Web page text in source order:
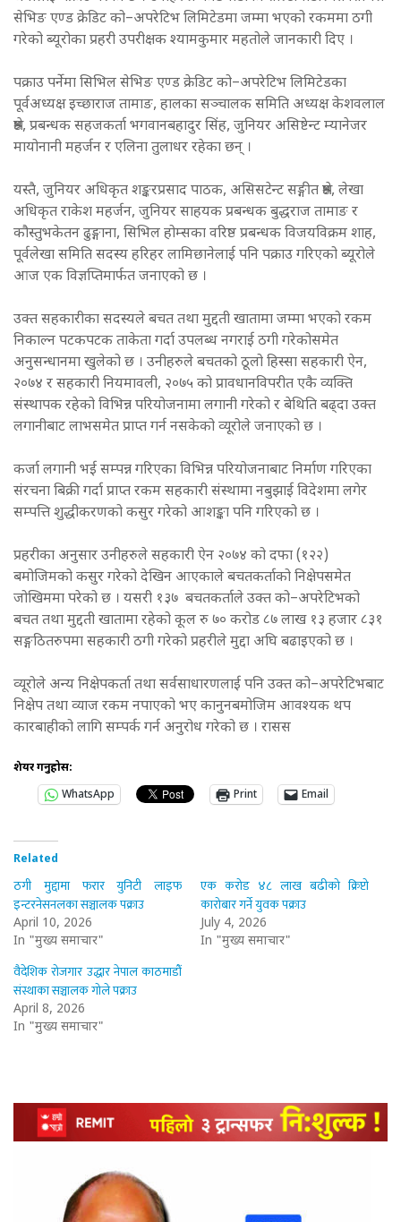
सेभिङ एण्ड क्रेडिट को–अपरेटिभ लिमिटेडमा जम्मा भएको रकममा ठगी
गरेको ब्यूरोका प्रहरी उपरीक्षक श्यामकुमार महतोले जानकारी दिए ।
पक्राउ पर्नेमा सिभिल सेभिङ एण्ड क्रेडिट को–अपरेटिभ लिमिटेडका
पूर्वअध्यक्ष इच्छाराज तामाङ, हालका सञ्चालक समिति अध्यक्ष केशवलाल
श्रेष्ठ, प्रबन्धक सहजकर्ता भगवानबहादुर सिंह, जुनियर असिष्टेन्ट म्यानेजर
मायोनानी महर्जन र एलिना तुलाधर रहेका छन् ।
यस्तै, जुनियर अधिकृत शङ्करप्रसाद पाठक, असिसटेन्ट सङ्गीत श्रेष्ठ, लेखा
अधिकृत राकेश महर्जन, जुनियर साहयक प्रबन्धक बुद्धराज तामाङ र
कौस्तुभकेतन ढुङ्गाना, सिभिल होम्सका वरिष्ठ प्रबन्धक विजयविक्रम शाह,
पूर्वलेखा समिति सदस्य हरिहर लामिछानेलाई पनि पक्राउ गरिएको ब्यूरोले
आज एक विज्ञप्तिमार्फत जनाएको छ ।
उक्त सहकारीका सदस्यले बचत तथा मुद्दती खातामा जम्मा भएको रकम
निकाल्न पटकपटक ताकेता गर्दा उपलब्ध नगराई ठगी गरेकोसमेत
अनुसन्धानमा खुलेको छ । उनीहरुले बचतको ठूलो हिस्सा सहकारी ऐन,
२०७४ र सहकारी नियमावली, २०७५ को प्रावधानविपरीत एकै व्यक्ति
संस्थापक रहेको विभिन्न परियोजनामा लगानी गरेको र बेथिति बढ्दा उक्त
लगानीबाट लाभसमेत प्राप्त गर्न नसकेको व्यूरोले जनाएको छ ।
कर्जा लगानी भई सम्पन्न गरिएका विभिन्न परियोजनाबाट निर्माण गरिएका
संरचना बिक्री गर्दा प्राप्त रकम सहकारी संस्थामा नबुझाई विदेशमा लगेर
सम्पत्ति शुद्धीकरणको कसुर गरेको आशङ्का पनि गरिएको छ ।
प्रहरीका अनुसार उनीहरुले सहकारी ऐन २०७४ को दफा (१२२)
बमोजिमको कसुर गरेको देखिन आएकाले बचतकर्ताको निक्षेपसमेत
जोखिममा परेको छ । यसरी १३७ बचतकर्ताले उक्त को–अपरेटिभको
बचत तथा मुद्दती खातामा रहेको कूल रु ७० करोड ८७ लाख १३ हजार ८३१
सङ्गठितरुपमा सहकारी ठगी गरेको प्रहरीले मुद्दा अघि बढाइएको छ ।
व्यूरोले अन्य निक्षेपकर्ता तथा सर्वसाधारणलाई पनि उक्त को–अपरेटिभबाट
निक्षेप तथा व्याज रकम नपाएको भए कानुनबमोजिम आवश्यक थप
कारबाहीको लागि सम्पर्क गर्न अनुरोध गरेको छ । रासस
शेयर गर्नुहोस:
WhatsApp
Print Email
Related
ठगी मुद्दामा फरार युनिटी लाइफ
इन्टरनेसनलका सञ्चालक पक्राउ
April 10, 2026
In "मुख्य समाचार"
एक करोड ४८ लाख बढीको क्रिप्टो
कारोबार गर्ने युवक पक्राउ
July 4, 2026
In "मुख्य समाचार"
वैदेशिक रोजगार उद्धार नेपाल काठमाडौँ
संस्थाका सञ्चालक गोले पक्राउ
April 8, 2026
In "मुख्य समाचार"